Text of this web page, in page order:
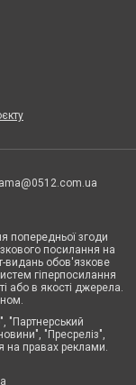
попередньої згоди
посилання на
видань обов'язкове
гіперпосилання
або в якості джерела.
"Партнерський
"Пресреліз",
на правах реклами.